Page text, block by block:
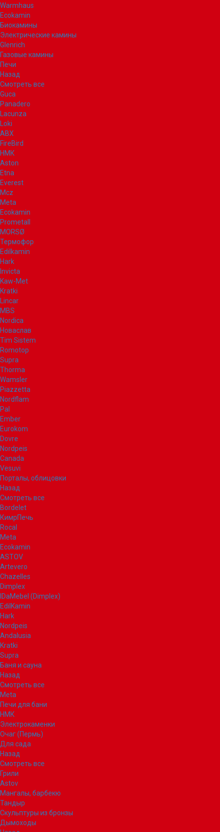
Warmhaus
Ecokamin
Биокамины
Электрические камины
Glenrich
Газовые камины
Печи
Назад
Смотреть все
Guca
Panadero
Lacunza
Loki
ABX
FireBird
НМК
Aston
Etna
Everest
Mcz
Meta
Ecokamin
Prometall
MORSØ
Термофор
Edilkamin
Hark
Invicta
Kaw-Met
Kratki
Lincar
MBS
Nordica
Новаслав
Tim Sistem
Romotop
Supra
Thorma
Wamsler
Piazzetta
Nordflam
Pal
Ember
Eurokom
Dovre
Nordpeis
Canada
Vesuvi
Порталы, облицовки
Назад
Смотреть все
Bordelet
КимрПечь
Rocal
Meta
Ecokamin
ASTOV
Artevero
Chazelles
Dimplex
IDaMebel (Dimplex)
EdilKamin
Hark
Nordpeis
Andalusia
Kratki
Supra
Баня и сауна
Назад
Смотреть все
Meta
Печи для бани
НМК
Электрокаменки
Очаг (Пермь)
Для сада
Назад
Смотреть все
Грили
Astov
Мангалы, барбекю
Тандыр
Скульптуры из бронзы
Дымоходы